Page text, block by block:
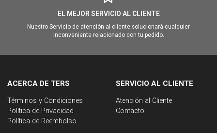
EL MEJOR SERVICIO AL CLIENTE
Nuestro Servicio de atención al cliente solucionará cualquier
inconveniente relacionado con tu pedido.
ACERCA DE TERS
Términos y Condiciones
Política de Privacidad
Política de Reembolso
SERVICIO AL CLIENTE
Atención al Cliente
Contacto